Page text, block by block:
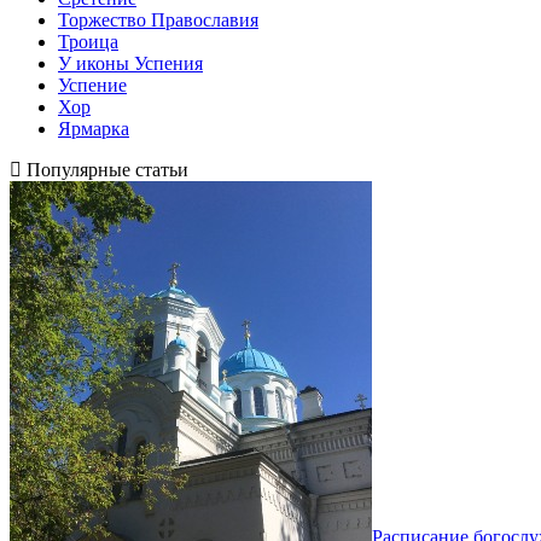
Торжество Православия
Троица
У иконы Успения
Успение
Хор
Ярмарка
Популярные статьи
Расписание